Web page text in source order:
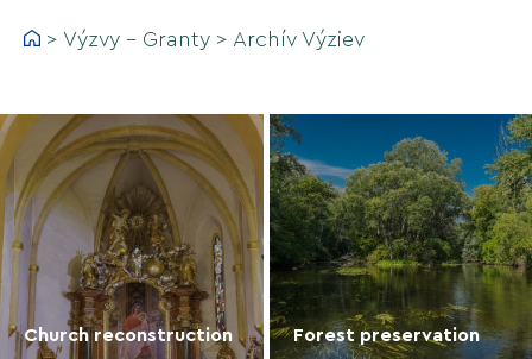
> Výzvy - Granty > Archív Výziev
Church reconstruction Forest preservation